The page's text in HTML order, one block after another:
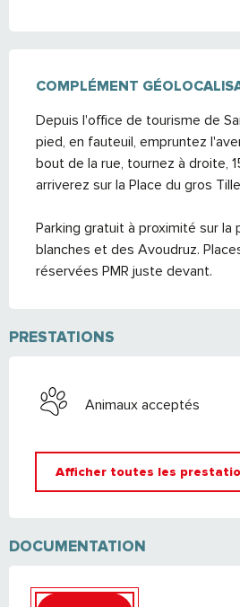
COMPLÉMENT
COMPLÉMENT
Depuis l'office de tourisme de
pied, en fauteuil, empruntez
bout de la rue, tournez à droite,
arriverez sur la Place du gros
Parking gratuit à proximité sur la
blanches et des Avoudruz.
réservées PMR juste devant.
PRESTATIONS
Animaux acceptés
Afficher toutes les
DOCUMENTATION